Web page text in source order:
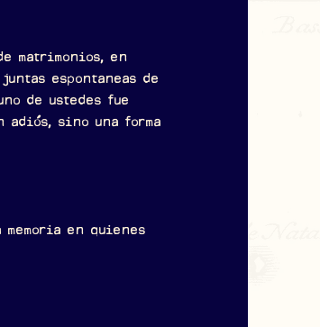
matrimonios, en
espontaneas de
de ustedes fue
sino una forma
en quienes